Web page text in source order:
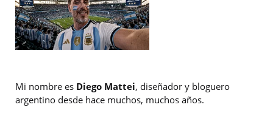
Mi nombre es Diego Mattei, diseñador y bloguero
argentino desde hace muchos, muchos años.